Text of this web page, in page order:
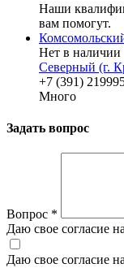
Наши
вам помогут.
Нет в наличии
Северный (г.
+7 (391)
Много
Задать вопрос
Вопрос *
Даю свое согласие на
Даю свое согласие